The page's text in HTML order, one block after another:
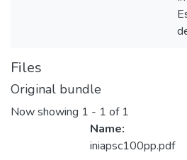
Files
Original bundle
Now showing 1 - 1 of 1
Name:
iniapsc100pp.pdf